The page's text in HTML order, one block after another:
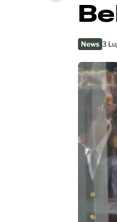
News 3